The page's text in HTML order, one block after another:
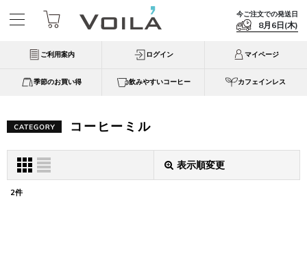
今ご注文での発送日
8月6日(木)
ご利用案内 ログイン マイページ
季節のお買い得 飲みやすいコーヒー カフェインレス
コーヒーミル
表示順変更
表示数
2件